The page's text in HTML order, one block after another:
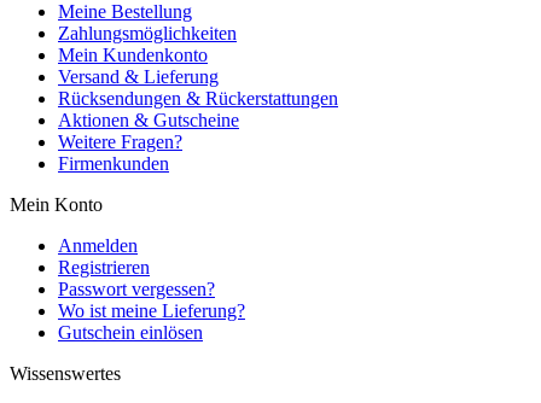
Meine Bestellung
Zahlungsmöglichkeiten
Mein Kundenkonto
Versand & Lieferung
Rücksendungen & Rückerstattungen
Aktionen & Gutscheine
Weitere Fragen?
Firmenkunden
Mein Konto
Anmelden
Registrieren
Passwort vergessen?
Wo ist meine Lieferung?
Gutschein einlösen
Wissenswertes